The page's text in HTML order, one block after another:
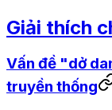
Giải thích
Vấn đề "dở
truyền thống